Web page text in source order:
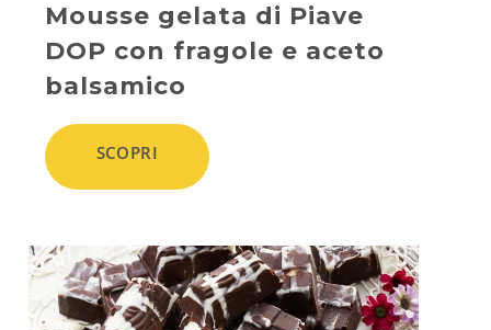
Mousse gelata di Piave
DOP con fragole e aceto
balsamico
SCOPRI